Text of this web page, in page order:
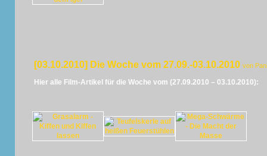
[03.10.2010] Die Woche vom 27.09.-03.10.2010 von
Hier alle Film-Artikel für die Woche vom (27.09.2010 – 03.10.2010):